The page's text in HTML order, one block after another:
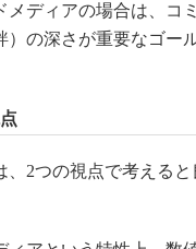
ディアの場合は、コ
の深さが重要なゴー
2つの視点で考えると